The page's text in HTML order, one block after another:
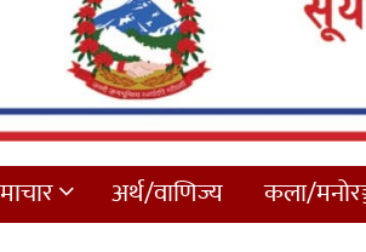
अर्थ/वाणिज्य कला/